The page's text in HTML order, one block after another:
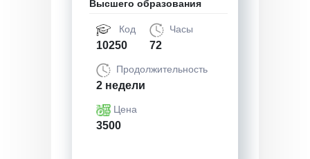
Высшего образования
Код
10250
Часы
72
Продолжительность
2 недели
Цена
3500